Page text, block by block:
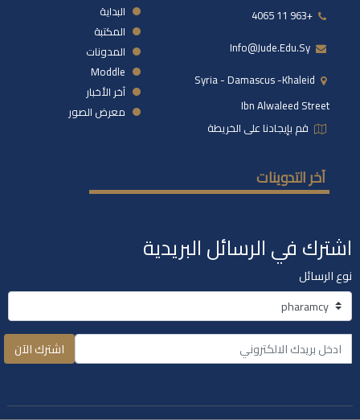
+963 11 4065
Syria - Damascus -khaleid
Ibn Alwaleed Street
قم بإيجادنا على الخريطة
البداية
المكتبة
المدونات
Moddle
آخر الأخبار
معرض الصور
آخر التدوينات
اشترك في الرسائل البريدية
نوع الرسائل
اشترك الآن